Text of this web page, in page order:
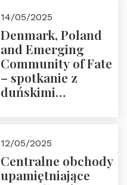
14/05/2025
Denmark, Poland
and Emerging
Community of Fate
– spotkanie z
duńskimi
12/05/2025
Centralne obchody
upamiętniające